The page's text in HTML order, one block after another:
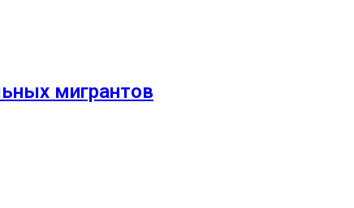
мигрантов